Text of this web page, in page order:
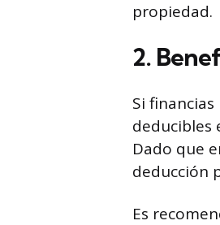
propiedad.
2.
Si
deducibles
Dado que
deducción
Es